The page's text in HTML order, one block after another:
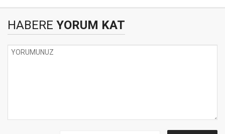
HABERE YORUM KAT